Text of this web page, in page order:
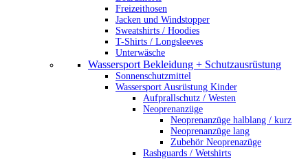
Freizeithosen
Jacken und Windstopper
Sweatshirts / Hoodies
T-Shirts / Longsleeves
Unterwäsche
Wassersport Bekleidung + Schutzausrüstung
Sonnenschutzmittel
Wassersport Ausrüstung Kinder
Aufprallschutz / Westen
Neoprenanzüge
Neoprenanzüge halblang / kurz
Neoprenanzüge lang
Zubehör Neoprenazüge
Rashguards / Wetshirts